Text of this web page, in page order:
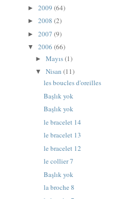
► 2009 (64)
► 2008 (2)
► 2007 (9)
▼ 2006 (66)
►Mayıs(1)
▼Nisan(11)
les boucles d'oreilles
Başlık yok
Başlık yok
le bracelet 14
le bracelet 13
le bracelet 12
le collier 7
Başlık yok
la broche 8